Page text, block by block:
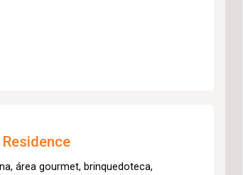
área gourmet, brinquedoteca,